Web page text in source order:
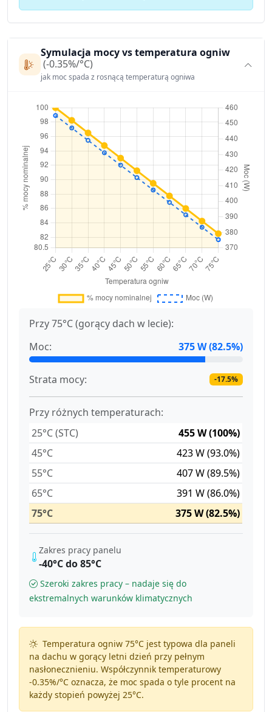
Symulacja mocy vs temperatura ogniw
(-0.35%/°C)
jak moc spada z rosnącą temperaturą ogniwa
Przy 75°C (gorący dach w lecie):
Moc:
375 W (82.5%)
Strata mocy: -17.5%
Przy różnych temperaturach:
25°C (STC)
455 W (100%)
45°C
423 W (93.0%)
55°C
407 W (89.5%)
65°C
391 W (86.0%)
75°C
375 W (82.5%)
Zakres pracy panelu
-40°C do 85°C
Szeroki zakres pracy – nadaje się do
ekstremalnych warunków klimatycznych
Temperatura ogniw 75°C jest typowa dla paneli
na dachu w gorący letni dzień przy pełnym
nasłonecznieniu. Współczynnik temperaturowy
-0.35%/°Coznacza, że moc spada o tyle procent na
każdy stopień powyżej 25°C.